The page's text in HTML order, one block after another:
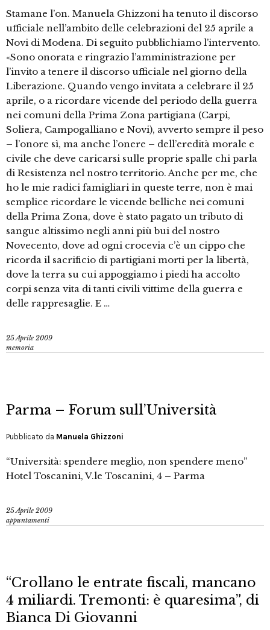
Stamane l’on. Manuela Ghizzoni ha tenuto il discorso
ufficiale nell’ambito delle celebrazioni del 25 aprile a
Novi di Modena. Di seguito pubblichiamo l’intervento.
«Sono onorata e ringrazio l’amministrazione per
l’invito a tenere il discorso ufficiale nel giorno della
Liberazione. Quando vengo invitata a celebrare il 25
aprile, o a ricordare vicende del periodo della guerra
nei comuni della Prima Zona partigiana (Carpi,
Soliera, Campogalliano e Novi), avverto sempre il peso
– l’onore sì, ma anche l’onere – dell’eredità morale e
civile che deve caricarsi sulle proprie spalle chi parla
di Resistenza nel nostro territorio. Anche per me, che
ho le mie radici famigliari in queste terre, non è mai
semplice ricordare le vicende belliche nei comuni
della Prima Zona, dove è stato pagato un tributo di
sangue altissimo negli anni più bui del nostro
Novecento, dove ad ogni crocevia c’è un cippo che
ricorda il sacrificio di partigiani morti per la libertà,
dove la terra su cui appoggiamo i piedi ha accolto
corpi senza vita di tanti civili vittime della guerra e
delle rappresaglie. E …
25 Aprile 2009
memoria
Parma – Forum sull’Università
Pubblicato da Manuela Ghizzoni
“Università: spendere meglio, non spendere meno”
Hotel Toscanini, V.le Toscanini, 4 – Parma
25 Aprile 2009
appuntamenti
“Crollano le entrate fiscali, mancano
4 miliardi. Tremonti: è quaresima”, di
Bianca Di Giovanni